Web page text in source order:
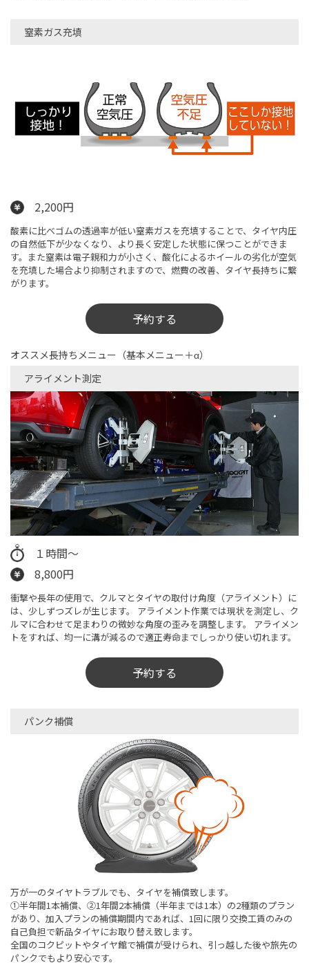
窒素ガス充填
2,200円
酸素に比べゴムの透過率が低い窒素ガスを充填することで、タイヤ内圧
の自然低下が少なくなり、より長く安定した状態に保つことができま
す。また窒素は電子親和力が小さく、酸化によるホイールの劣化が空気
を充填した場合より抑制されますので、燃費の改善、タイヤ長持ちに繋
がります。
予約する
オススメ長持ちメニュー（基本メニュー＋α）
アライメント測定
１時間～
8,800円
衝撃や長年の使用で、クルマとタイヤの取付け角度（アライメント）に
は、少しずつズレが生じます。 アライメント作業では現状を測定し、ク
ルマに合わせて足まわりの微妙な角度の歪みを調整します。 アライメン
トをすれば、均一に溝が減るので適正寿命までしっかり使い切れます。
予約する
パンク補償
万が一のタイヤトラブルでも、タイヤを補償致します。
➀半年間1本補償、②1年間2本補償（半年までは1本）の2種類のプラン
があり、加入プランの補償期間内であれば、1回に限り交換工賃のみの
自己負担で新品タイヤにお取り替え致します。
全国のコクピットやタイヤ館で補償が受けられ、引っ越した後や旅先の
パンクでもより安心です。